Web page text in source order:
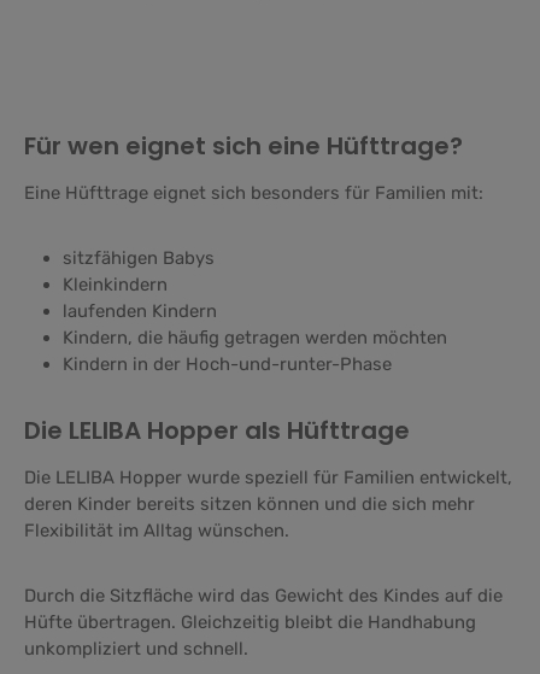
Für wen eignet sich eine Hüfttrage?
Eine Hüfttrage eignet sich besonders für Familien mit:
sitzfähigen Babys
Kleinkindern
laufenden Kindern
Kindern, die häufig getragen werden möchten
Kindern in der Hoch-und-runter-Phase
Die LELIBA Hopper als Hüfttrage
Die LELIBA Hopper wurde speziell für Familien entwickelt,
deren Kinder bereits sitzen können und die sich mehr
Flexibilität im Alltag wünschen.
Durch die Sitzfläche wird das Gewicht des Kindes auf die
Hüfte übertragen. Gleichzeitig bleibt die Handhabung
unkompliziert und schnell.